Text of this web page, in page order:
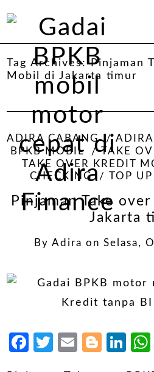
Tag Archives:Pinjaman
Mobil di Jakarta timur
ADIRA CABANG
BPKB MOBIL
TAKE
TAKE OVER KREDIT
CHECKING
TOP
Pinjaman Take
Jakarta
By Adira on Selasa,
Facebook
Twitter
Email